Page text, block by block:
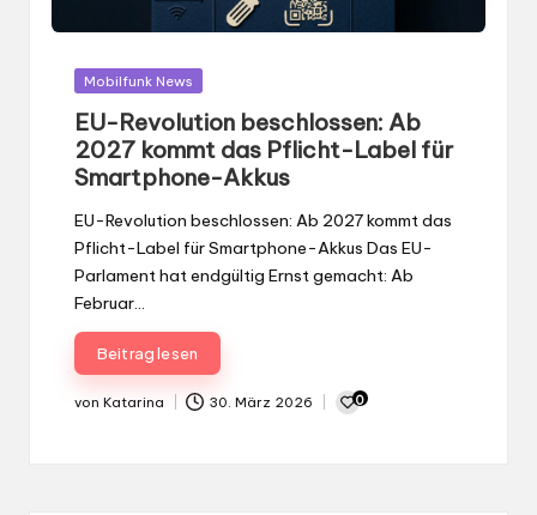
Gepostet
Mobilfunk News
EU-Revolution beschlossen: Ab
2027 kommt das Pflicht-Label für
Smartphone-Akkus
EU-Revolution beschlossen: Ab 2027 kommt das
Pflicht-Label für Smartphone-Akkus Das EU-
Parlament hat endgültig Ernst gemacht: Ab
Februar…
Beitrag lesen
Gepostet
von Katarina 30. März 2026 0